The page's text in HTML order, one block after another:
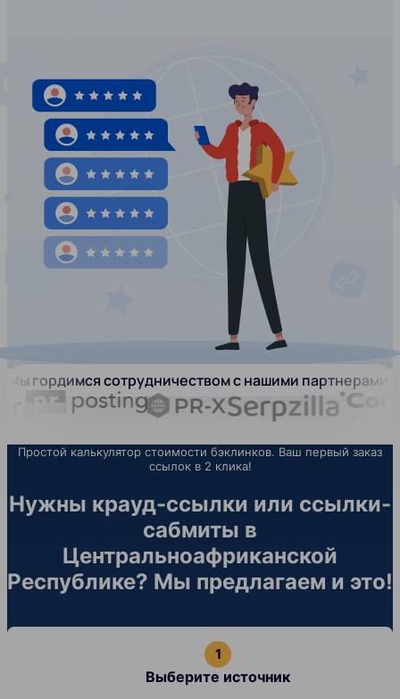
Мы гордимся сотрудничеством с нашими партнерами:
Простой калькулятор стоимости бэклинков. Ваш первый заказ
ссылок в 2 клика!
Нужны крауд-ссылки или ссылки-
сабмиты в
Центральноафриканской
Республике? Мы предлагаем и это!
Выберите источник